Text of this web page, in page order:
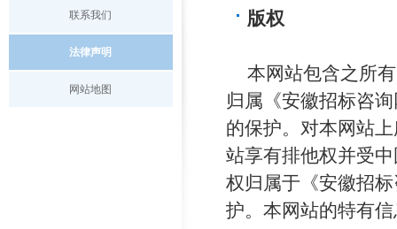
联系我们
法律声明
网站地图
版权
本网站包含之所
归属《安徽招标咨
的保护。对本网站
站享有排他权并受
权归属于《安徽招
护。本网站的特有